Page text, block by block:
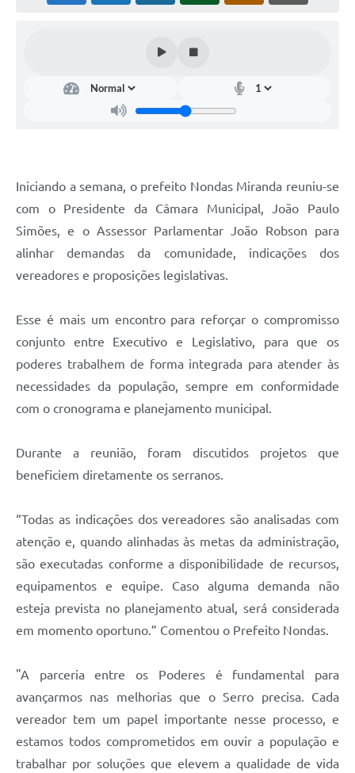
Emissão de Contracheque
Arquivos para Download
SIC
Covid -19 em Serro
Links
Audiências Públicas
Galeria de Vídeos
Diário Oficial
Contratos, Convênios e Publicações MROSC
Notícias
Contato
Radar da Transparência Pública
Listagem de Contribuintes Inscritos na Dívida Ativa do
Iniciando a semana, o prefeito Nondas Miranda reuniu-se
com o Presidente da Câmara Municipal, João Paulo
Simões, e o Assessor Parlamentar João Robson para
alinhar demandas da comunidade, indicações dos
vereadores e proposições legislativas.
Esse é mais um encontro para reforçar o compromisso
conjunto entre Executivo e Legislativo, para que os
poderes trabalhem de forma integrada para atender às
necessidades da população, sempre em conformidade
com o cronograma e planejamento municipal.
Durante a reunião, foram discutidos projetos que
beneficiem diretamente os serranos.
“Todas as indicações dos vereadores são analisadas com
atenção e, quando alinhadas às metas da administração,
são executadas conforme a disponibilidade de recursos,
equipamentos e equipe. Caso alguma demanda não
esteja prevista no planejamento atual, será considerada
em momento oportuno.” Comentou o Prefeito Nondas.
"A parceria entre os Poderes é fundamental para
avançarmos nas melhorias que o Serro precisa. Cada
vereador tem um papel importante nesse processo, e
estamos todos comprometidos em ouvir a população e
trabalhar por soluções que elevem a qualidade de vida